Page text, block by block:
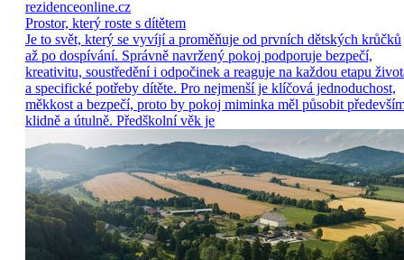
rezidenceonline.cz
Prostor, který roste s dítětem
Je to svět, který se vyvíjí a proměňuje od prvních dětských krůčků
až po dospívání. Správně navržený pokoj podporuje bezpečí,
kreativitu, soustředění i odpočinek a reaguje na každou etapu
a specifické potřeby dítěte. Pro nejmenší je klíčová jednoduchost,
měkkost a bezpečí, proto by pokoj miminka měl působit
klidně a útulně. Předškolní věk je